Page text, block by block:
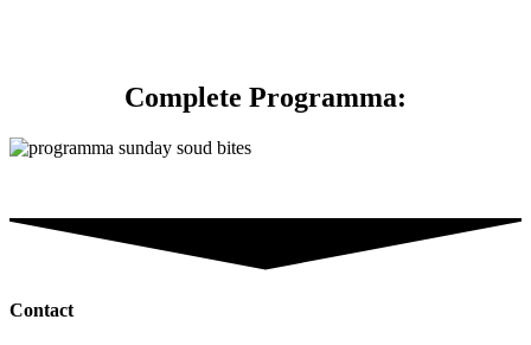
Complete Programma:
Contact